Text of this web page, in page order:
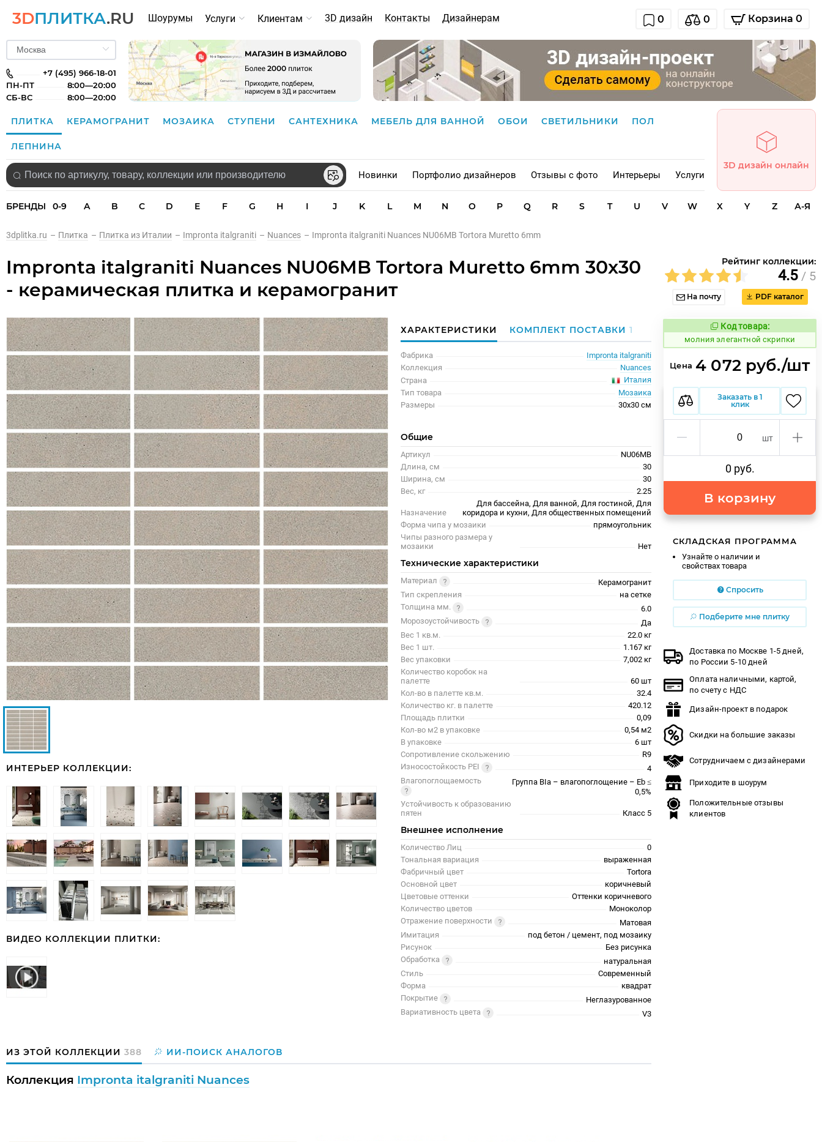
3DПЛИТКА.RU Шоурумы Услуги Клиентам 3D дизайн Контакты Дизайнерам 0 0 Корзина 0
+7 (495) 966-18-01
ПН-ПТ
8:00—20:00
СБ-ВС
8:00—20:00
ПЛИТКА КЕРАМОГРАНИТ МОЗАИКА СТУПЕНИ САНТЕХНИКА МЕБЕЛЬ ДЛЯ ВАННОЙ ОБОИ СВЕТИЛЬНИКИ ПОЛ
ЛЕПНИНА
Новинки Портфолио дизайнеров Отзывы с фото Интерьеры Услуги
3D дизайн онлайн
БРЕНДЫ 0-9 A B C D E F G H I J K L M N O P Q R S T U V W X Y Z А-Я
3dplitka.ru – Плитка – Плитка из Италии – Impronta italgraniti – Nuances – Impronta italgraniti Nuances NU06MB Tortora Muretto 6mm
Impronta italgraniti Nuances NU06MB Tortora Muretto 6mm 30x30
- керамическая плитка и керамогранит
Рейтинг коллекции:
4.5 / 5
На почту PDF каталог
ИНТЕРЬЕР КОЛЛЕКЦИИ:
ВИДЕО КОЛЛЕКЦИИ ПЛИТКИ:
ХАРАКТЕРИСТИКИ КОМПЛЕКТ ПОСТАВКИ1
Фабрика
Impronta italgraniti
Коллекция
Nuances
Страна
Италия
Тип товара
Мозаика
Размеры
30x30 см
Общие
Артикул
NU06MB
Длина, см
30
Ширина, см
30
Вес, кг
2.25
Назначение
Для бассейна, Для ванной, Для гостиной, Для
коридора и кухни, Для общественных помещений
Форма чипа у мозаики
прямоугольник
Чипы разного размера у
мозаики
Нет
Технические характеристики
Материал
Керамогранит
Тип скрепления
на сетке
Толщина мм.
6.0
Морозоустойчивость
Да
Вес 1 кв.м.
22.0 кг
Вес 1 шт.
1.167 кг
Вес упаковки
7,002 кг
Количество коробок на
палетте
60 шт
Кол-во в палетте кв.м.
32.4
Количество кг. в палетте
420.12
Площадь плитки
0,09
Кол-во м2 в упаковке
0,54 м2
В упаковке
6 шт
Сопротивление скольжению
R9
Износостойкость PEI
4
Влагопоглощаемость
Группа BIa – влагопоглощение – Eb ≤
0,5%
Устойчивость к образованию
пятен
Класс 5
Внешнее исполнение
Количество Лиц
0
Тональная вариация
выраженная
Фабричный цвет
Tortora
Основной цвет
коричневый
Цветовые оттенки
Оттенки коричневого
Количество цветов
Моноколор
Отражение поверхности
Матовая
Имитация
под бетон / цемент, под мозаику
Рисунок
Без рисунка
Обработка
натуральная
Стиль
Современный
Форма
квадрат
Покрытие
Неглазурованное
Вариативность цвета
V3
ИЗ ЭТОЙ КОЛЛЕКЦИИ 388 ИИ-ПОИСК АНАЛОГОВ
Коллекция Impronta italgraniti Nuances
Код товара:
1004467Код товара:
молния элегантной скрипки
Цена 4 072 руб./шт
Заказать в 1
клик
шт
0 руб.
В корзину
СКЛАДСКАЯ ПРОГРАММА
Узнайте о наличии и
свойствах товара
Спросить
Подберите мне плитку
Доставка по Москве 1-5 дней,
по России 5-10 дней
Оплата наличными, картой,
по счету с НДС
Дизайн-проект в подарок
Скидки на большие заказы
Сотрудничаем с дизайнерами
Приходите в шоурум
Положительные отзывы
клиентов